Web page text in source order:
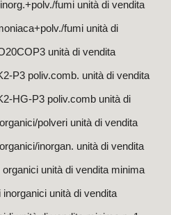
fumi unità di vendita
fumi unità di
unità di vendita
P3 poliv.comb. unità di vendita
HG-P3 poliv.comb unità di
polveri unità di vendita
inorgan. unità di vendita
unità di vendita minima
unità di vendita